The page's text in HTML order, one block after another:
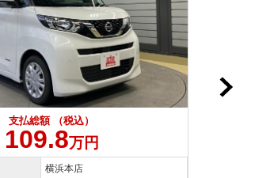
支払総額 （税込）
109.8万円
横浜本店